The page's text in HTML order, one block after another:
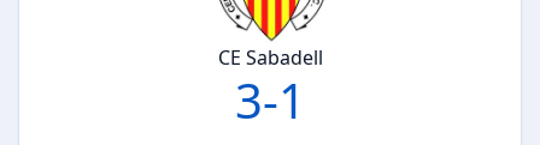
CE Sabadell
3-1